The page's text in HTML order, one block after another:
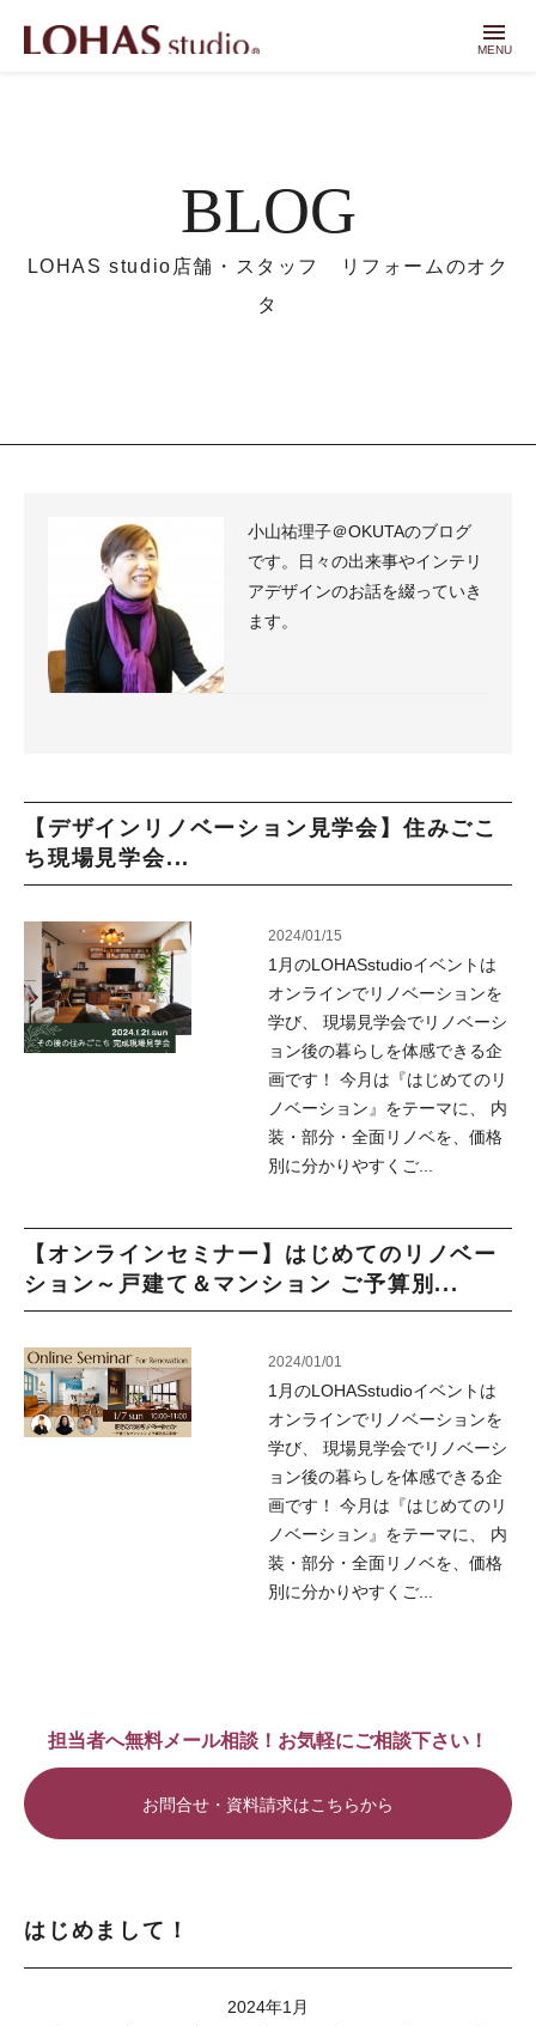
menu
MENU
BLOG
LOHAS studio店舗・スタッフ リフォームのオク
タ
小山祐理子＠OKUTAのブログ
です。日々の出来事やインテリ
アデザインのお話を綴っていき
ます。
【デザインリノベーション見学会】住みごこ
ち現場見学会...
2024/01/15
1月のLOHASstudioイベントは
オンラインでリノベーションを
学び、 現場見学会でリノベーシ
ョン後の暮らしを体感できる企
画です！ 今月は『はじめてのリ
ノベーション』をテーマに、 内
装・部分・全面リノベを、価格
別に分かりやすくご...
【オンラインセミナー】はじめてのリノベー
ション～戸建て＆マンション ご予算別...
2024/01/01
1月のLOHASstudioイベントは
オンラインでリノベーションを
学び、 現場見学会でリノベーシ
ョン後の暮らしを体感できる企
画です！ 今月は『はじめてのリ
ノベーション』をテーマに、 内
装・部分・全面リノベを、価格
別に分かりやすくご...
担当者へ無料メール相談！お気軽にご相談下さい！
お問合せ・資料請求はこちらから
はじめまして！
2024年1月